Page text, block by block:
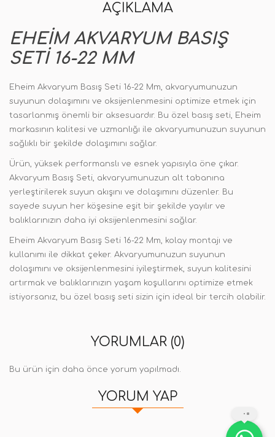
AÇIKLAMA
EHEIM AKVARYUM BASIŞ
SETI 16-22 MM
Eheim Akvaryum Basış Seti 16-22 Mm, akvaryumunuzun
suyunun dolaşımını ve oksijenlenmesini optimize etmek için
tasarlanmış önemli bir aksesuardır. Bu özel basış seti, Eheim
markasının kalitesi ve uzmanlığı ile akvaryumunuzun suyunun
sağlıklı bir şekilde dolaşımını sağlar.
Ürün, yüksek performanslı ve esnek yapısıyla öne çıkar.
Akvaryum Basış Seti, akvaryumunuzun alt tabanına
yerleştirilerek suyun akışını ve dolaşımını düzenler. Bu
sayede suyun her köşesine eşit bir şekilde yayılır ve
balıklarınızın daha iyi oksijenlenmesini sağlar.
Eheim Akvaryum Basış Seti 16-22 Mm, kolay montajı ve
kullanımı ile dikkat çeker. Akvaryumunuzun suyunun
dolaşımını ve oksijenlenmesini iyileştirmek, suyun kalitesini
artırmak ve balıklarınızın yaşam koşullarını optimize etmek
istiyorsanız, bu özel basış seti sizin için ideal bir tercih olabilir.
YORUMLAR (0)
Bu ürün için daha önce yorum yapılmadı.
YORUM YAP